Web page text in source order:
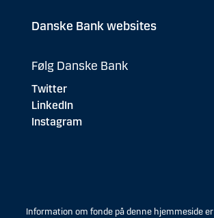
Danske Bank websites
Følg Danske Bank
Twitter
LinkedIn
Instagram
Information om fonde på denne hjemmeside er